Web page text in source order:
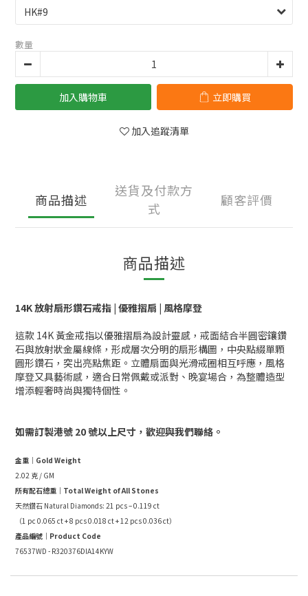
數量
加入購物車 立即購買
加入追蹤清單
商品描述
送貨及付款方
式
顧客評價
商品描述
14K 放射扇形鑽石戒指 | 優雅摺扇 | 風格摩登
這款 14K 黃金戒指以優雅摺扇為設計靈感，戒面結合半圓密鑲鑽
石與放射狀金屬線條，形成層次分明的扇形構圖，中央點綴單顆
圓形鑽石，突出亮點焦距。立體扇面與光滑戒圈相互呼應，風格
摩登又具藝術感，適合日常佩戴或派對、晚宴場合，為整體造型
增添輕奢時尚與獨特個性。
如需訂製港號 20 號以上尺寸，歡迎與我們聯絡。
金重｜Gold Weight
2.02 克 / GM
所有配石總重｜Total Weight of All Stones
天然鑽石 Natural Diamonds: 21 pcs – 0.119 ct
（1 pc 0.065 ct + 8 pcs 0.018 ct + 12 pcs 0.036 ct）
產品編號｜Product Code
76537WD - R320376DIA14KYW